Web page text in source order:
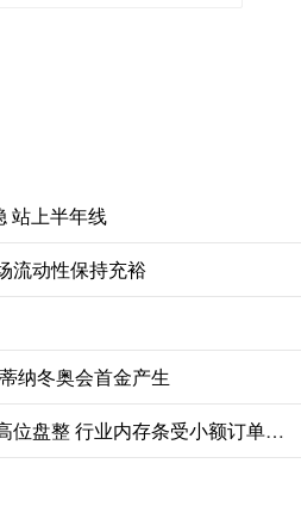
站上半年线
流动性保持充裕
纳冬奥会首金产生
尚红网 现货存储成品多数高位盘整 行业内存条受小额订单推动价格上扬